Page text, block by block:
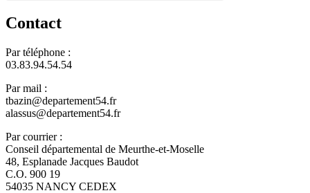
Contact
Par téléphone :
03.83.94.54.54
Par mail :
tbazin@departement54.fr
alassus@departement54.fr
Par courrier :
Conseil départemental de Meurthe-et-Moselle
48, Esplanade Jacques Baudot
C.O. 900 19
54035 NANCY CEDEX